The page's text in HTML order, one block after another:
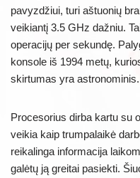
pavyzdžiui, turi aštuonių
veikiantį 3.5 GHz dažniu.
operacijų per sekundę.
konsole iš 1994 metų,
skirtumas yra astronominis.
Procesorius dirba kartu su
veikia kaip trumpalaikė
reikalinga informacija
galėtų ją greitai pasiekti.